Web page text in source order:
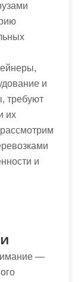
и
требуют
их
и
—